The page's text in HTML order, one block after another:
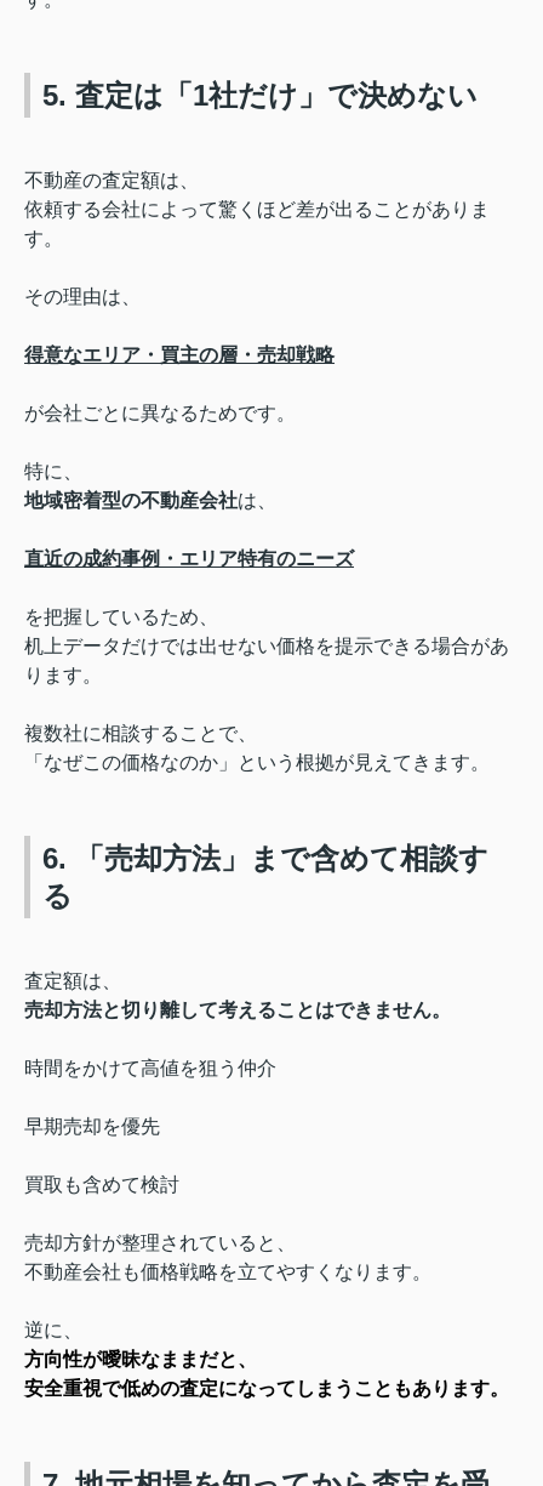
5. 査定は「1社だけ」で決めない
不動産の査定額は、
依頼する会社によって驚くほど差が出ることがありま
す。
その理由は、
得意なエリア・ 買主の層・ 売却戦略
が会社ごとに異なるためです。
特に、
地域密着型の不動産会社は、
直近の成約事例・ エリア特有のニーズ
を把握しているため、
机上データだけでは出せない価格を提示できる場合があ
ります。
複数社に相談することで、
「なぜこの価格なのか」という根拠が見えてきます。
6. 「売却方法」まで含めて相談す
る
査定額は、
売却方法と切り離して考えることはできません。
時間をかけて高値を狙う仲介
早期売却を優先
買取も含めて検討
売却方針が整理されていると、
不動産会社も価格戦略を立てやすくなります。
逆に、
方向性が曖昧なままだと、
安全重視で低めの査定になってしまうこともあります。